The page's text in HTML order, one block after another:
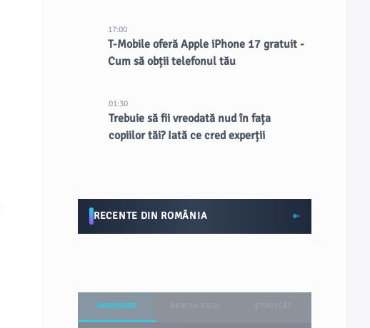
17:00
T-Mobile oferă Apple iPhone 17 gratuit -
Cum să obții telefonul tău
01:30
Trebuie să fii vreodată nud în fața
copiilor tăi? Iată ce cred experții
RECENTE DIN ROMÂNIA
HOROSCOP